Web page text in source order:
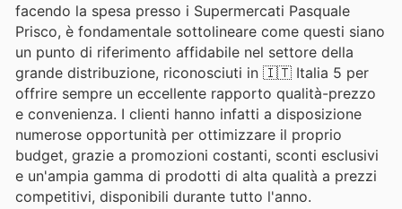
facendo la spesa presso i Supermercati Pasquale
Prisco, è fondamentale sottolineare come questi siano
un punto di riferimento affidabile nel settore della
grande distribuzione, riconosciuti in 🇮🇹 Italia 5 per
offrire sempre un eccellente rapporto qualità-prezzo
e convenienza. I clienti hanno infatti a disposizione
numerose opportunità per ottimizzare il proprio
budget, grazie a promozioni costanti, sconti esclusivi
e un'ampia gamma di prodotti di alta qualità a prezzi
competitivi, disponibili durante tutto l'anno.